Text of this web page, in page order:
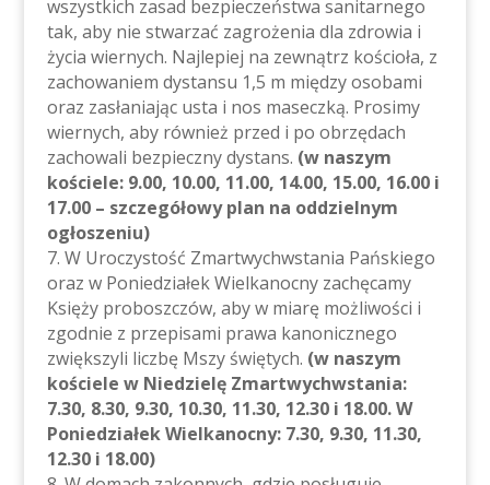
wszystkich zasad bezpieczeństwa sanitarnego
tak, aby nie stwarzać zagrożenia dla zdrowia i
życia wiernych. Najlepiej na zewnątrz kościoła, z
zachowaniem dystansu 1,5 m między osobami
oraz zasłaniając usta i nos maseczką. Prosimy
wiernych, aby również przed i po obrzędach
zachowali bezpieczny dystans. (w naszym
kościele: 9.00, 10.00, 11.00, 14.00, 15.00, 16.00 i
17.00 – szczegółowy plan na oddzielnym
ogłoszeniu)
7. W Uroczystość Zmartwychwstania Pańskiego
oraz w Poniedziałek Wielkanocny zachęcamy
Księży proboszczów, aby w miarę możliwości i
zgodnie z przepisami prawa kanonicznego
zwiększyli liczbę Mszy świętych. (w naszym
kościele w Niedzielę Zmartwychwstania:
7.30, 8.30, 9.30, 10.30, 11.30, 12.30 i 18.00. W
Poniedziałek Wielkanocny: 7.30, 9.30, 11.30,
12.30 i 18.00)